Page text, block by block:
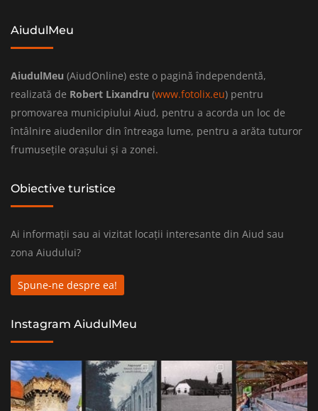
AiudulMeu
AiudulMeu (AiudOnline) este o pagină îndependentă,
realizată de Robert Lixandru (www.fotolix.eu) pentru
promovarea municipiului Aiud, pentru a acorda un loc de
întâlnire aiudenilor din întreaga lume, pentru a arăta tuturor
frumusețile orașului și a zonei.
Obiective turistice
Ai informații sau ai vizitat locații interesante din Aiud sau
zona Aiudului?
Spune-ne despre ea!
Instagram AiudulMeu